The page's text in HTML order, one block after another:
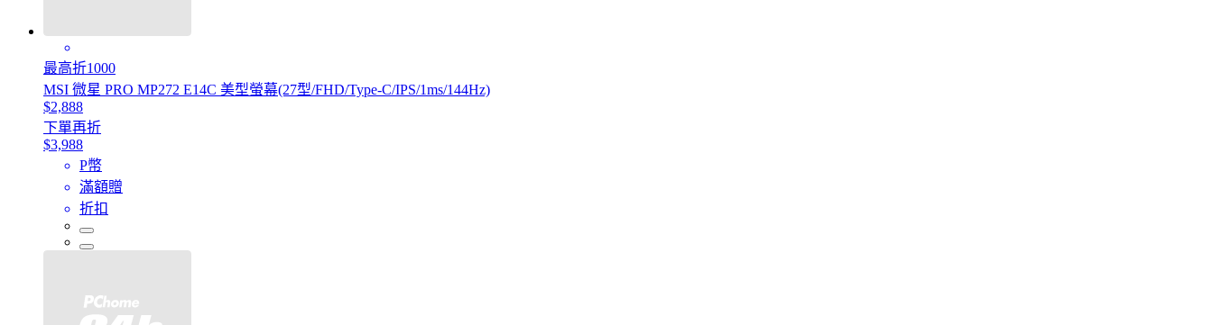
最高折1000
MSI 微星 PRO MP272 E14C 美型螢幕(27型/FHD/Type-C/IPS/1ms/144Hz)
$2,888
下單再折
$3,988
P幣
滿額贈
折扣